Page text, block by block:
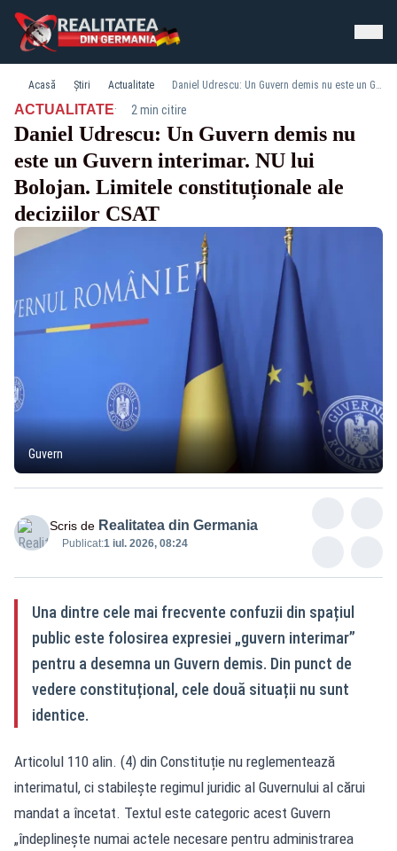
Acasă Știri Actualitate Daniel Udrescu: Un Guvern demis nu este un Guvern interimar. NU lui Bolojan. Limitele constituționale ale deciziilor CSAT
ACTUALITATE· 2 min citire
Daniel Udrescu: Un Guvern demis nu
este un Guvern interimar. NU lui
Bolojan. Limitele constituționale ale
deciziilor CSAT
Guvern
Scris de Realitatea din Germania
Publicat:1 iul. 2026, 08:24
Una dintre cele mai frecvente confuzii din spațiul
public este folosirea expresiei „guvern interimar”
pentru a desemna un Guvern demis. Din punct de
vedere constituțional, cele două situații nu sunt
identice.
Articolul 110 alin. (4) din Constituție nu reglementează
interimatul, ci stabilește regimul juridic al Guvernului al cărui
mandat a încetat. Textul este categoric acest Guvern
„îndeplinește numai actele necesare pentru administrarea